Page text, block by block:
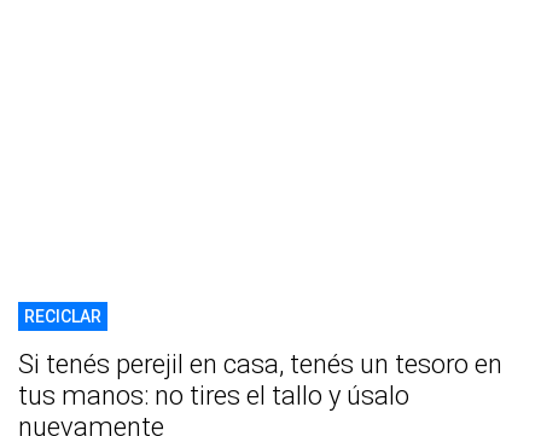
RECICLAR
Si tenés perejil en casa, tenés un tesoro en
tus manos: no tires el tallo y úsalo
nuevamente